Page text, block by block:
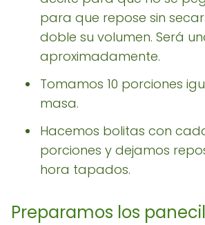
para que repose sin
doble su volumen. Será
aproximadamente.
Tomamos 10 porciones
masa.
Hacemos bolitas con
porciones y dejamos
hora tapados.
Preparamos los